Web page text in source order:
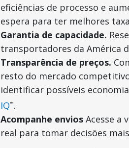
eficiências de processo e
espera para ter melhores
Garantia de capacidade.
transportadores da América
Transparência de preços.
resto do mercado
identificar possíveis
IQ™.
Acompanhe envios Acesse a
real para tomar decisões